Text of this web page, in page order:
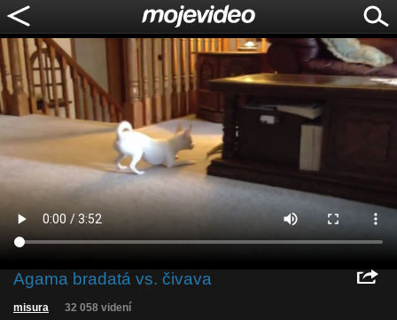
Agama bradatá vs. čivava
misura 32 058 videní